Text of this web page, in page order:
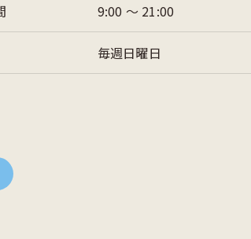
9:00 〜 21:00
毎週日曜日